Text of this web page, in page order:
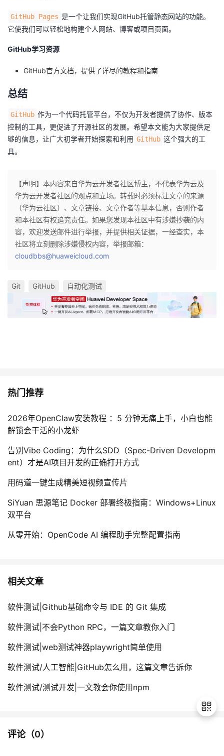
GitHub Pages 是一个让我们实现GitHub托管静态网站的功能。
它使我们可以轻松地构建个人网站、博客或项目页面。
GitHub学习资源
GitHub官方文档，提供了详尽的教程和指南
总结
GitHub 作为一个代码托管平台，不仅为开发者提供了协作、版本
控制的工具，更促进了开源社区的发展。希望本文能为大家提供足
够的信息，让广大初学者开始探索和利用 GitHub 这个强大的工
具。
【声明】本内容来自华为云开发者社区博主，不代表华为云及
华为云开发者社区的观点和立场。转载时必须标注文章的来源
（华为云社区）、文章链接、文章作者等基本信息，否则作者
和本社区有权追究责任。如果您发现本社区中有涉嫌抄袭的内
容，欢迎发送邮件进行举报，并提供相关证据，一经查实，本
社区将立刻删除涉嫌侵权内容，举报邮箱：
cloudbbs@huaweicloud.com
Git GitHub 自动化测试
热门推荐
2026年OpenClaw安装教程 ：5 分钟无痛上手，小白也能
解锁会干活的小龙虾
告别Vibe Coding：为什么SDD（Spec-Driven Developm
ent）才是AI项目开发的正确打开方式
用码道一键生成精美短视频宣传片
SiYuan 思源笔记 Docker 部署终极指南：Windows+Linux
双平台
从零开始：OpenCode AI 编程助手完整配置指南
相关文章
软件测试|Github基础命令与 IDE 的 Git 集成
软件测试|不会Python RPC，一篇文章教你入门
软件测试|web测试神器playwright简单使用
软件测试/人工智能|GitHub怎么用，这篇文章告诉你
软件测试/测试开发|一文教会你使用npm
评论（0）